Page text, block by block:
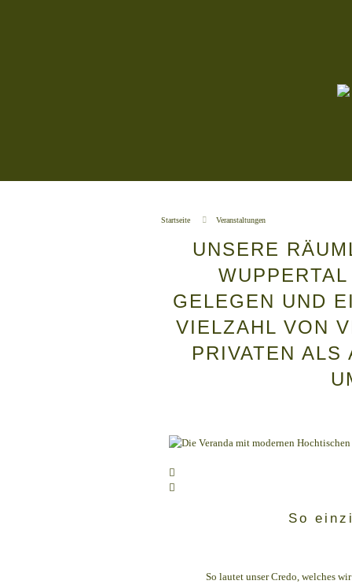
Startseite Veranstaltungen
UNSERE
GELEGEN UND
VIELZAHL VON
PRIVATEN ALS
So
So lautet unser Credo, welches